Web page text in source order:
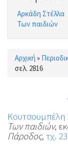
Αρκάδη Στέλλα
Των παιδιών
Είστε εδώ
Αρχική »
σελ. 2816
Κουτσουμπέλη
Των παιδιών,
Πάροδος, τχ.